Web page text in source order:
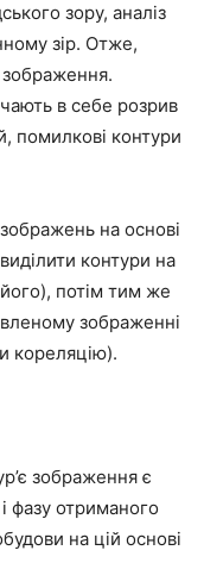
зору, аналіз
зір. Отже,
зображення.
в себе розрив
помилкові контури
на основі
контури на
потім тим же
зображенні
кореляцію).
зображення є
фазу отриманого
на цій основі